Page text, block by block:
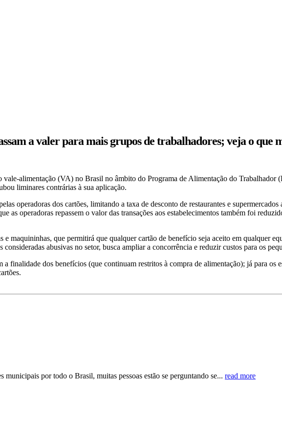
a valer para mais grupos de trabalhadores; veja o que
alimentação (VA) no Brasil no âmbito do Programa de Alimentação do Trabalhador
liminares contrárias à sua aplicação.
operadoras dos cartões, limitando a taxa de desconto de restaurantes e
as operadoras repassem o valor das transações aos estabelecimentos também foi
maquininhas, que permitirá que qualquer cartão de benefício seja aceito em qualquer
abusivas no setor, busca ampliar a concorrência e reduzir custos para os
finalidade dos benefícios (que continuam restritos à compra de alimentação); já para os
por todo o Brasil, muitas pessoas estão se perguntando se... read more